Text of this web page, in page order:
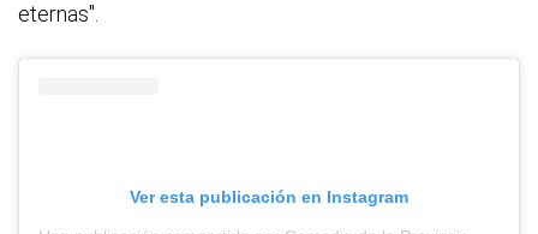
eternas".
Ver esta publicación en Instagram